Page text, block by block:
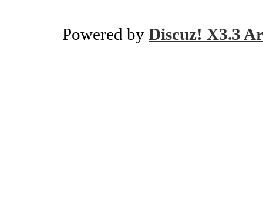
Powered by Discuz! X3.3